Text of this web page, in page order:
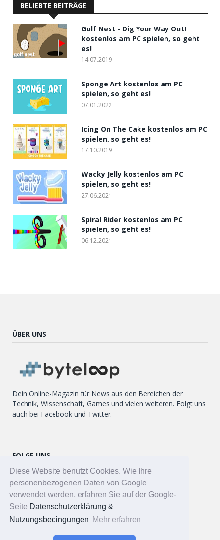
Diese Website benutzt Cookies. Wie Ihre
personenbezogenen Daten von Google
verwendet werden, erfahren Sie auf der Google-
Seite Datenschutzerklärung &
Nutzungsbedingungen Mehr erfahren
BELIEBTE BEITRÄGE
Golf Nest - Dig Your Way Out!
kostenlos am PC spielen, so geht
es!
14.07.2019
Sponge Art kostenlos am PC
spielen, so geht es!
07.01.2022
Icing On The Cake kostenlos am PC
spielen, so geht es!
17.10.2019
Wacky Jelly kostenlos am PC
spielen, so geht es!
27.06.2021
Spiral Rider kostenlos am PC
spielen, so geht es!
06.12.2021
ÜBER UNS
Dein Online-Magazin für News aus den Bereichen der
Technik, Wissenschaft, Games und vielen weiteren. Folgt uns
auch bei Facebook und Twitter.
FOLGE UNS
Twitter
Facebook